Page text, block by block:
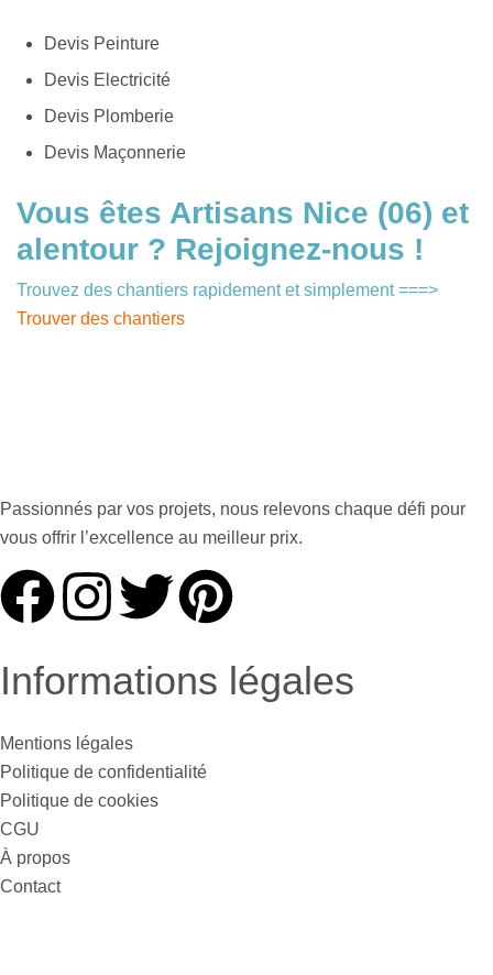
Devis Peinture
Devis Electricité
Devis Plomberie
Devis Maçonnerie
Vous êtes Artisans Nice (06) et
alentour ? Rejoignez-nous !
Trouvez des chantiers rapidement et simplement===>
Trouver des chantiers
Passionnés par vos projets, nous relevons chaque défi pour
vous offrir l’excellence au meilleur prix.
Informations légales
Mentions légales
Politique de confidentialité
Politique de cookies
CGU
À propos
Contact